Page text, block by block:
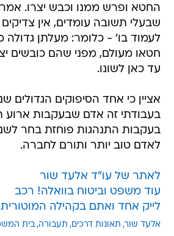
החטא ופרש ממנו וכבש יצרו.
שבעלי תשובה עומדים, אין צדיקים
לעמוד בו' - כלומר: מעלתן
חטאו מעולם, מפני שהם כובשים
עד כאן לשונו.
אציין כי אחד הסיפוקים הגדולים
בעבודתי זה אדם שבעקבות ארוע
בעקבות התנהגות פוחזת בחר
לאדם טוב יותר ותורם לחברה.
לאתר של עו"ד אלעד שור
עוד משפט וביטוח בוואלה! רכב
לייק אחד ואתם בקהילה
אלעד שור תאונות דרכים תעבורה בית